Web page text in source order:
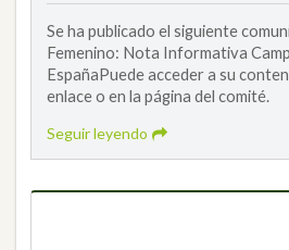
Se ha publicado el siguiente
Femenino: Nota Informativa
EspañaPuede acceder a su
enlace o en la página del comité.
Seguir leyendo